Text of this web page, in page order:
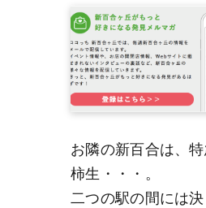
お隣の新百合は、
柿生・・・。
二つの駅の間には